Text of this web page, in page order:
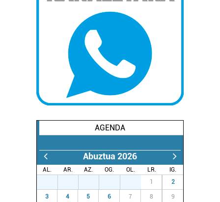
AGENDA
Abuztua 2026
AL. AR. AZ. OG. OL. LR.
IG.
1 2
3 4 5 6 7 8 9